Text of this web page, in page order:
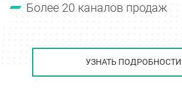
Более 20 каналов продаж
УЗНАТЬ ПОДРОБНОСТИ